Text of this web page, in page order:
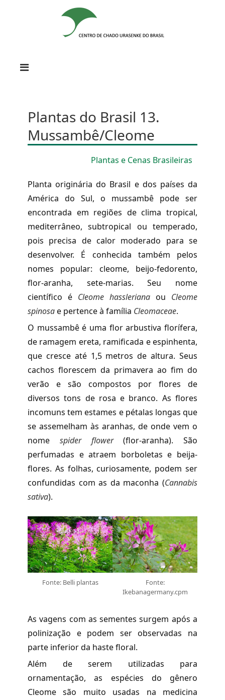
Plantas do Brasil 13.
Mussambê/Cleome
Plantas e Cenas Brasileiras
Planta originária do Brasil e dos países da
América do Sul, o mussambê pode ser
encontrada em regiões de clima tropical,
mediterrâneo, subtropical ou temperado,
pois precisa de calor moderado para se
desenvolver. É conhecida também pelos
nomes popular: cleome, beijo-fedorento,
flor-aranha, sete-marias. Seu nome
científico é Cleome hassleriana ou Cleome
spinosae pertence à família Cleomaceae.
O mussambê é uma flor arbustiva florífera,
de ramagem ereta, ramificada e espinhenta,
que cresce até 1,5 metros de altura. Seus
cachos florescem da primavera ao fim do
verão e são compostos por flores de
diversos tons de rosa e branco. As flores
incomuns tem estames e pétalas longas que
se assemelham às aranhas, de onde vem o
nome spider flower(flor-aranha). São
perfumadas e atraem borboletas e beija-
flores. As folhas, curiosamente, podem ser
confundidas com as da maconha (Cannabis
sativa).
Fonte: Belli plantas
Fonte:
Ikebanagermany.cpm
As vagens com as sementes surgem após a
polinização e podem ser observadas na
parte inferior da haste floral.
Além de serem utilizadas para
ornamentação, as espécies do gênero
Cleome são muito usadas na medicina